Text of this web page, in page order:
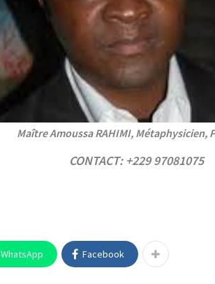
Maître Amoussa RAHIMI, Métaphysicien,
CONTACT: +229 97081075
WhatsApp Facebook